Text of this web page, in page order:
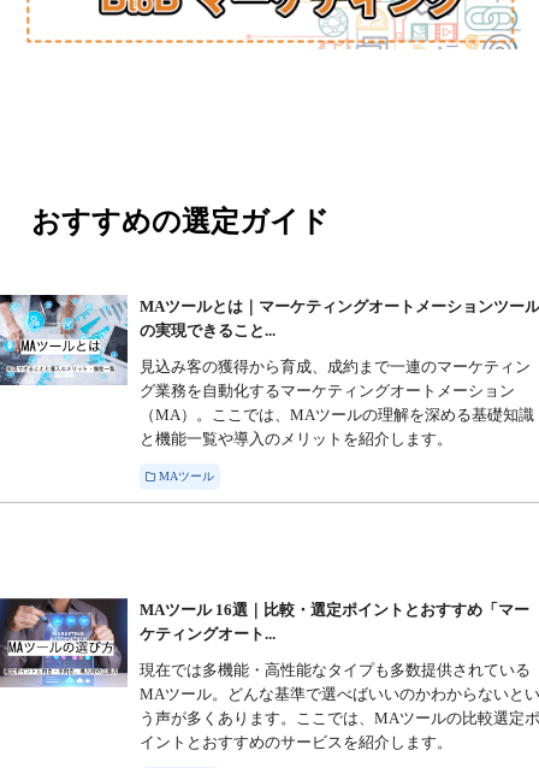
おすすめの選定ガイド
MAツールとは｜マーケティングオートメーションツー
の実現できること...
見込み客の獲得から育成、成約まで一連のマーケティン
グ業務を自動化するマーケティングオートメーション
（MA）。ここでは、MAツールの理解を深める基礎知識
と機能一覧や導入のメリットを紹介します。
MAツール
MAツール 16選｜比較・選定ポイントとおすすめ「マー
ケティングオート...
現在では多機能・高性能なタイプも多数提供されている
MAツール。どんな基準で選べばいいのかわからないと
う声が多くあります。ここでは、MAツールの比較選定
イントとおすすめのサービスを紹介します。